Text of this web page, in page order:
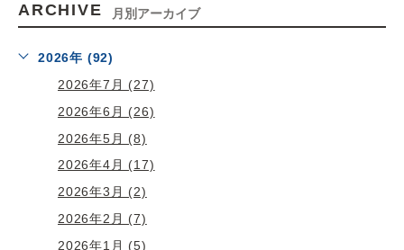
ARCHIVE 月別アーカイブ
2026年 (92)
2026年7月 (27)
2026年6月 (26)
2026年5月 (8)
2026年4月 (17)
2026年3月 (2)
2026年2月 (7)
2026年1月 (5)